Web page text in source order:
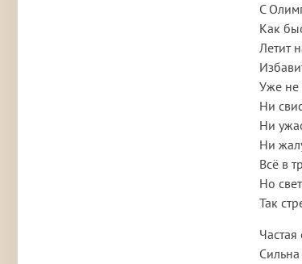
С
Как
Летит
Уже не
Ни
Ни
Ни
Всё в
Но
Так
Частая